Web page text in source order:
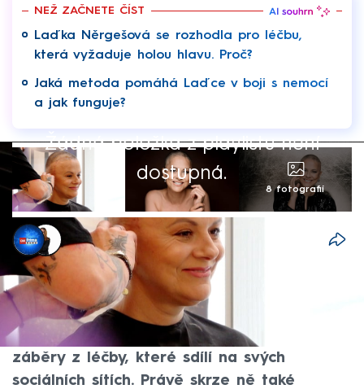
NEŽ ZAČNETE ČÍST
Laďka Něrgešová se rozhodla pro léčbu,
která vyžaduje holou hlavu. Proč?
Jaká metoda pomáhá Laďce v boji s nemocí
a jak funguje?
Žádná položka z playlistu není
dostupná.
8 fotografií
Tomáš Durčák,Michaela Bartošová
9. říj 2025, 15:52
Laďka Něrgešová bojuje s nádorem na
mozku s obrovskou silou, odhodláním a se
svým typickým humorem. Dokazují to
záběry z léčby, které sdílí na svých
sociálních sítích. Právě skrze ně také